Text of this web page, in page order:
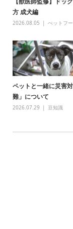
方 成犬編
2026.08.05 ぺットフ
ペットと一緒に災害
難」について
2026.07.29 豆知識